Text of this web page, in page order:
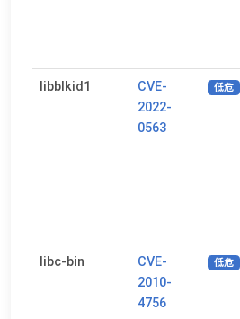
libblkid1
CVE-
2022-
0563
低危
libc-bin
CVE-
2010-
4756
低危